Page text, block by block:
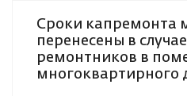
Сроки капремонта
перенесены в
ремонтников в
многоквартирного